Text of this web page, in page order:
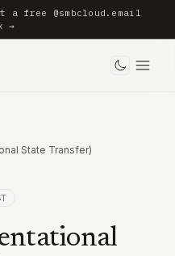
free @smbcloud.email
→
Toggle
State Transfer)